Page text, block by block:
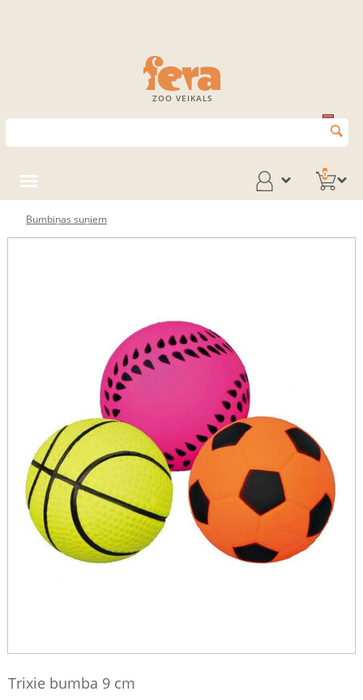
ZOO VEIKALS
0
Bumbiņas suņiem
Trixie bumba 9 cm